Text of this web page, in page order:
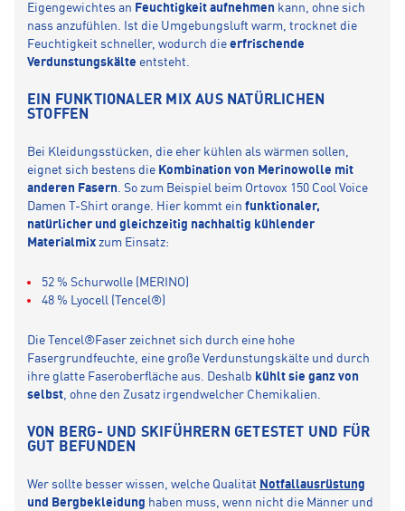
Eigengewichtes an Feuchtigkeit aufnehmen kann, ohne sich
nass anzufühlen. Ist die Umgebungsluft warm, trocknet die
Feuchtigkeit schneller, wodurch die erfrischende
Verdunstungskälte entsteht.
EIN FUNKTIONALER MIX AUS NATÜRLICHEN
STOFFEN
Bei Kleidungsstücken, die eher kühlen als wärmen sollen,
eignet sich bestens die Kombination von Merinowolle mit
anderen Fasern. So zum Beispiel beim Ortovox 150 Cool Voice
Damen T-Shirt orange. Hier kommt ein funktionaler,
natürlicher und gleichzeitig nachhaltig kühlender
Materialmix zum Einsatz:
52 % Schurwolle (MERINO)
48 % Lyocell (Tencel®)
Die Tencel®­Faser zeichnet sich durch eine hohe
Fasergrundfeuchte, eine große Verdunstungskälte und durch
ihre glatte Faseroberfläche aus. Deshalb kühlt sie ganz von
selbst, ohne den Zusatz irgendwelcher Chemikalien.
VON BERG- UND SKIFÜHRERN GETESTET UND FÜR
GUT BEFUNDEN
Wer sollte besser wissen, welche Qualität Notfallausrüstung
und Bergbekleidung haben muss, wenn nicht die Männer und